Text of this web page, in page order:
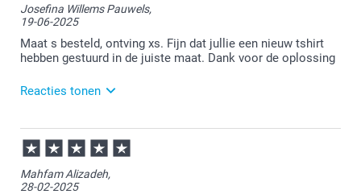
S
ontvangen T-shirt. Wij wensen je er veel plezier van!
Josefina Willems Pauwels,
19-06-2025
Maat s besteld, ontving xs. Fijn dat jullie een nieuw tshirt
hebben gestuurd in de juiste maat. Dank voor de oplossing
Reacties tonen
23-06-2025
12:20
Bedankt voor je review. Vervelend om te horen dat je
bestelde t-shirt niet naar wens is ontvangen. We zien
dat je ons ook gemaild hebt, we willen graag met je
Mahfam Alizadeh,
28-02-2025